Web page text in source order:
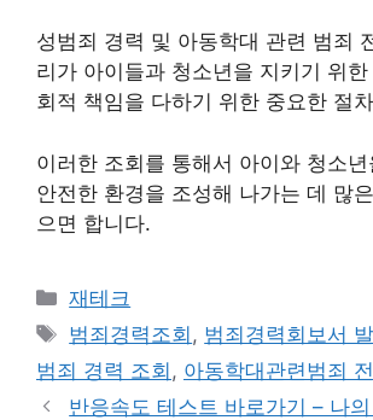
성범죄 경력 및 아동학대 관련 범죄
리가 아이들과 청소년을 지키기 위
회적 책임을 다하기 위한 중요한 절
이러한 조회를 통해서 아이와 청소년
안전한 환경을 조성해 나가는 데 많
으면 합니다.
카
테
고
리
재테크
태
그
범죄경력조회 , 범죄경력회보서
범죄 경력 조회 , 아동학대관련범죄
반응속도 테스트 바로가기 – 나